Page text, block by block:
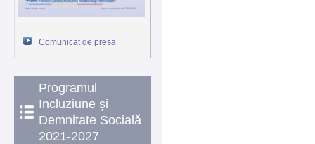
Comunicat de presa
Programul
Incluziune și
Demnitate Socială
2021-2027